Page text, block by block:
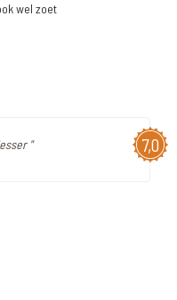
wel zoet
7,0
"